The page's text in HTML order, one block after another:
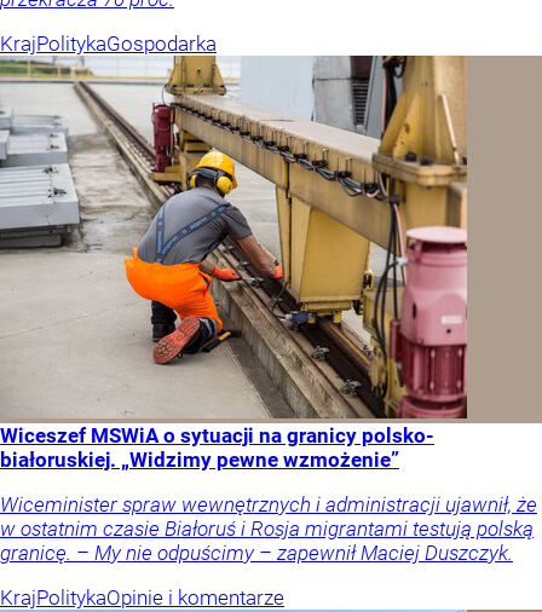
KrajPolitykaGospodarka
Wiceszef MSWiA o sytuacji na granicy polsko-
białoruskiej. „Widzimy pewne wzmożenie”
Wiceminister spraw wewnętrznych i administracji ujawnił, że
w ostatnim czasie Białoruś i Rosja migrantami testują polską
granicę. – My nie odpuścimy – zapewnił Maciej Duszczyk.
KrajPolitykaOpinie i komentarze